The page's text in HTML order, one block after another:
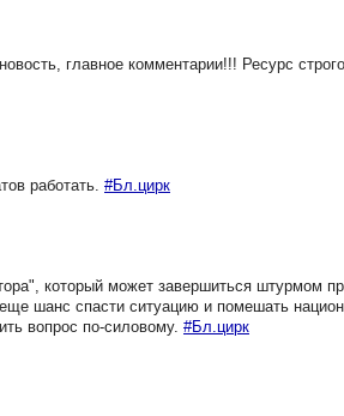
главное комментарии!!! Ресурс
работать. #Бл.цирк
который может завершиться штурмом
шанс спасти ситуацию и помешать
вопрос по-силовому. #Бл.цирк